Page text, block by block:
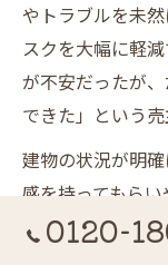
やトラブルを未
スクを大幅に軽
が不安だったが
できた」という
建物の状況が明
感を持ってもら
チャンスが広が
0120-